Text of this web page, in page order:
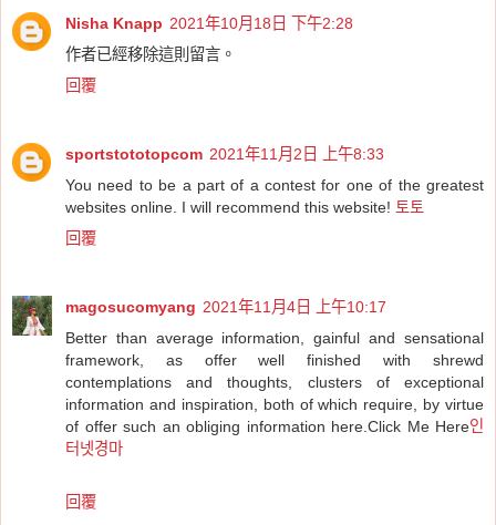
Nisha Knapp 2021年10月18日 下午2:28
作者已經移除這則留言。
回覆
sportstototopcom 2021年11月2日 上午8:33
You need to be a part of a contest for one of the greatest
websites online. I will recommend this website! 토토
回覆
magosucomyang 2021年11月4日 上午10:17
Better than average information, gainful and sensational
framework, as offer well finished with shrewd
contemplations and thoughts, clusters of exceptional
information and inspiration, both of which require, by virtue
of offer such an obliging information here.Click Me Here인
터넷경마
回覆